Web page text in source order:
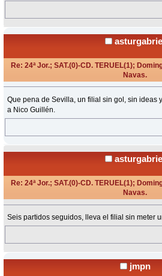
Re: 24ª Jor.; SAT.(0)-CD. TERUEL(1);
Navas.
Que pena de Sevilla, un filial sin gol, sin ideas
a Nico Guillén.
Re: 24ª Jor.; SAT.(0)-CD. TERUEL(1);
Navas.
Seis partidos seguidos, lleva el filial sin meter
jmpn